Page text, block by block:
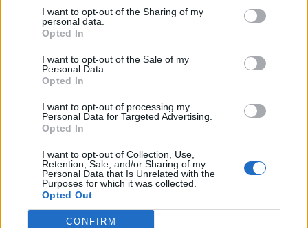
I want to opt-out of the Sharing of my
personal data.
Opted In
I want to opt-out of the Sale of my
Personal Data.
Opted In
I want to opt-out of processing my
Personal Data for Targeted Advertising.
Opted In
I want to opt-out of Collection, Use,
Retention, Sale, and/or Sharing of my
Personal Data that Is Unrelated with the
Purposes for which it was collected.
Opted Out
CONFIRM
Tags: ανδρουλάκης
πασοκ
Σχετικά Άρθρα